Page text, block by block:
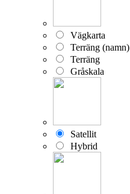
Vägkarta
Terräng (namn)
Terräng
Gråskala
Satellit
Hybrid